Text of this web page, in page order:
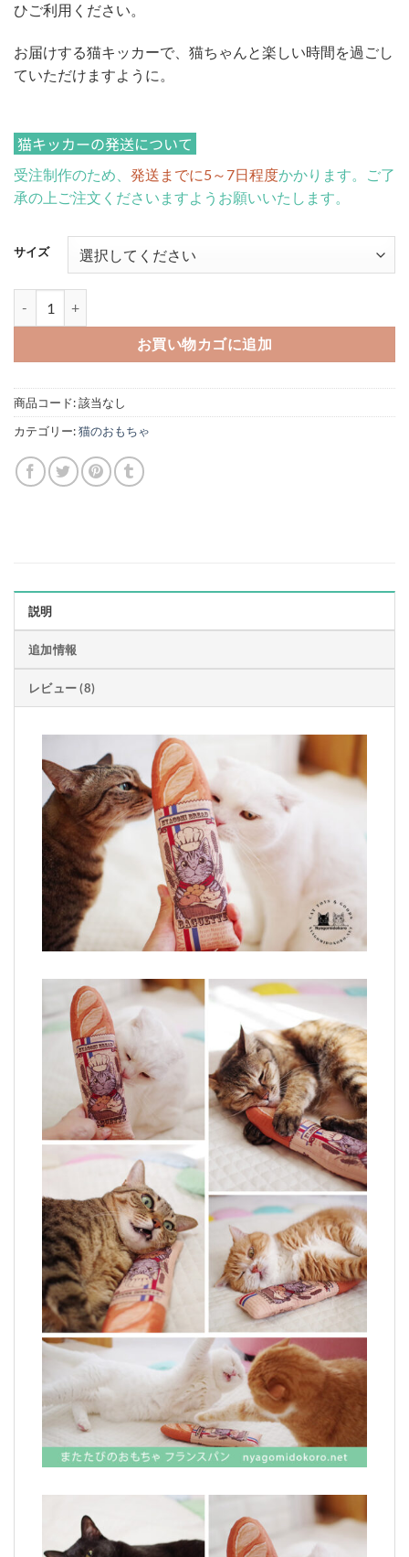
ひご利用ください。
お届けする猫キッカーで、猫ちゃんと楽しい時間を過ごし
ていただけますように。
猫キッカーの発送について
受注制作のため、 発送までに5～7日程度かかります。ご了
承の上ご注文くださいますようお願いいたします。
サイズ
お買い物カゴに追加
商品コード:該当なし
カテゴリー:猫のおもちゃ
説明
追加情報
レビュー (8)